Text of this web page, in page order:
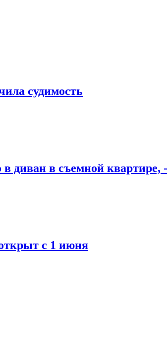
судимость
в диван в съемной
с 1 июня